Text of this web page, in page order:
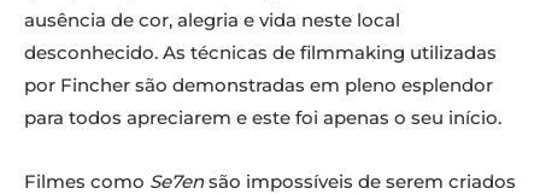
ausência de cor, alegria e vida neste local
desconhecido. As técnicas de filmmaking utilizadas
por Fincher são demonstradas em pleno esplendor
para todos apreciarem e este foi apenas o seu início.
Filmes como Se7ensão impossíveis de serem criados